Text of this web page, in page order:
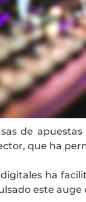
de
que ha
ha
este